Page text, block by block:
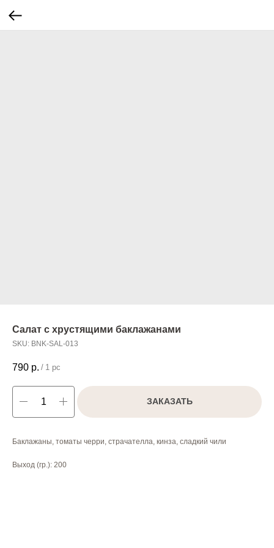
Салат с хрустящими баклажанами
SKU: BNK-SAL-013
790 р. / 1 pc
ЗАКАЗАТЬ
Баклажаны, томаты черри, страчателла, кинза, сладкий чили
Выход (гр.): 200